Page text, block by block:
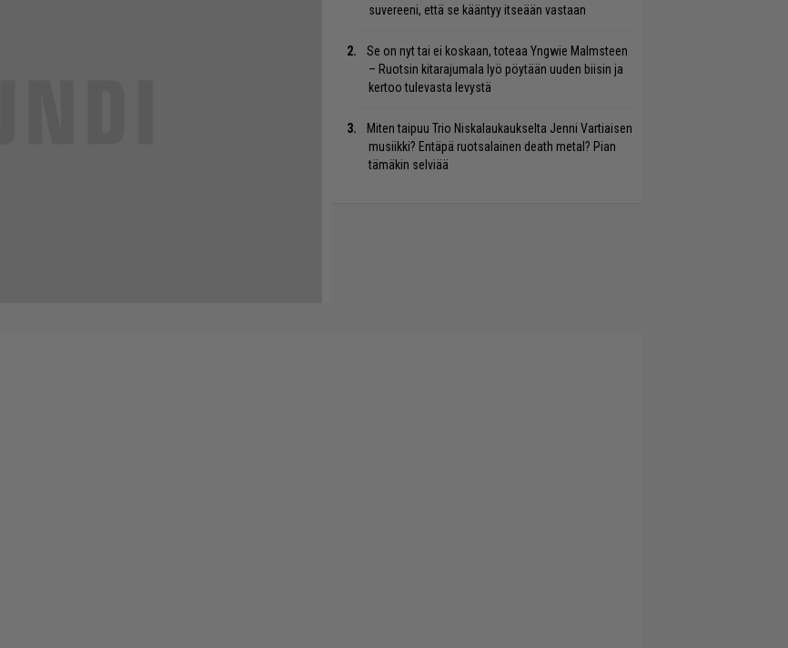
suvereeni, että se kääntyy itseään vastaan
Se on nyt tai ei koskaan, toteaa Yngwie Malmsteen
– Ruotsin kitarajumala lyö pöytään uuden biisin ja
kertoo tulevasta levystä
Miten taipuu Trio Niskalaukaukselta Jenni Vartiaisen
musiikki? Entäpä ruotsalainen death metal? Pian
tämäkin selviää